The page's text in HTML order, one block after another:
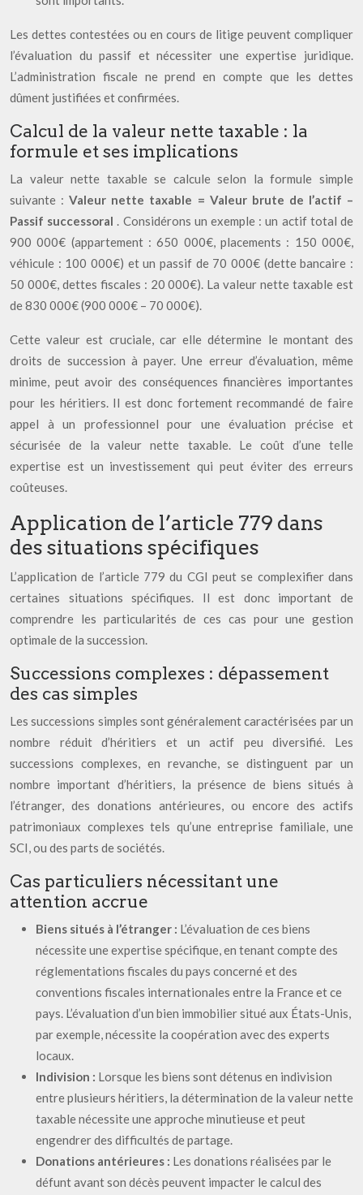
Les dettes contestées ou en cours de litige peuvent compliquer
l’évaluation du passif et nécessiter une expertise juridique.
L’administration fiscale ne prend en compte que les dettes
dûment justifiées et confirmées.
Calcul de la valeur nette taxable : la
formule et ses implications
La valeur nette taxable se calcule selon la formule simple
suivante :Valeur nette taxable = Valeur brute de l’actif –
Passif successoral. Considérons un exemple : un actif total de
900 000€ (appartement : 650 000€, placements : 150 000€,
véhicule : 100 000€) et un passif de 70 000€ (dette bancaire :
50 000€, dettes fiscales : 20 000€). La valeur nette taxable est
de 830 000€ (900 000€ – 70 000€).
Cette valeur est cruciale, car elle détermine le montant des
droits de succession à payer. Une erreur d’évaluation, même
minime, peut avoir des conséquences financières importantes
pour les héritiers. Il est donc fortement recommandé de faire
appel à un professionnel pour une évaluation précise et
sécurisée de la valeur nette taxable. Le coût d’une telle
expertise est un investissement qui peut éviter des erreurs
coûteuses.
Application de l’article 779 dans
des situations spécifiques
L’application de l’article 779 du CGI peut se complexifier dans
certaines situations spécifiques. Il est donc important de
comprendre les particularités de ces cas pour une gestion
optimale de la succession.
Successions complexes : dépassement
des cas simples
Les successions simples sont généralement caractérisées par un
nombre réduit d’héritiers et un actif peu diversifié. Les
successions complexes, en revanche, se distinguent par un
nombre important d’héritiers, la présence de biens situés à
l’étranger, des donations antérieures, ou encore des actifs
patrimoniaux complexes tels qu’une entreprise familiale, une
SCI, ou des parts de sociétés.
Cas particuliers nécessitant une
attention accrue
Biens situés à l’étranger : L’évaluation de ces biens
nécessite une expertise spécifique, en tenant compte des
réglementations fiscales du pays concerné et des
conventions fiscales internationales entre la France et ce
pays. L’évaluation d’un bien immobilier situé aux États-Unis,
par exemple, nécessite la coopération avec des experts
locaux.
Indivision : Lorsque les biens sont détenus en indivision
entre plusieurs héritiers, la détermination de la valeur nette
taxable nécessite une approche minutieuse et peut
engendrer des difficultés de partage.
Donations antérieures : Les donations réalisées par le
défunt avant son décès peuvent impacter le calcul des